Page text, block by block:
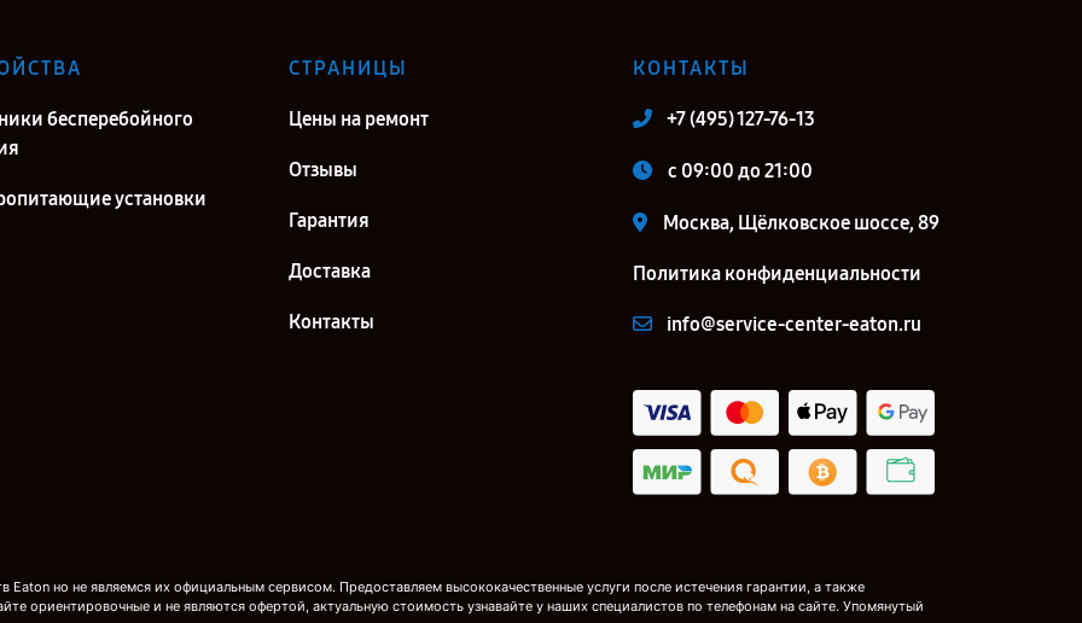
бесперебойного
установки
СТРАНИЦЫ
Цены на ремонт
Отзывы
Гарантия
Доставка
Контакты
КОНТАКТЫ
+7 (495) 127-76-13
c 09:00 до 21:00
Москва, Щёлковское шоссе, 89
Политика конфиденциальности
info@service-center-eaton.ru
но не являемся их официальным сервисом. Предоставляем высококачественные услуги после истечения гарантии, а также
ориентировочные и не являются офертой, актуальную стоимость узнавайте у наших специалистов по телефонам на сайте. Упомянутый